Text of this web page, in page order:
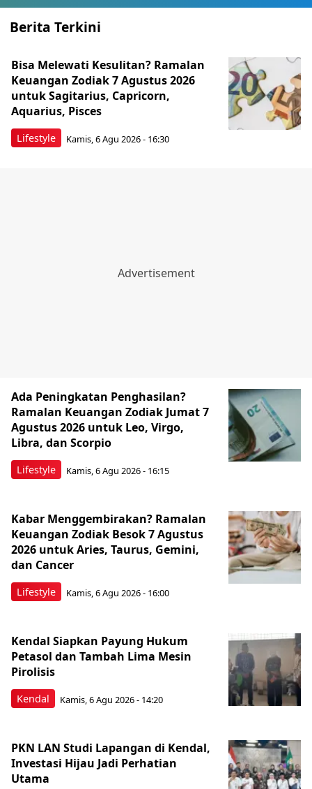
Berita Terkini
Lifestyle
Bisa Melewati Kesulitan? Ramalan
Keuangan Zodiak 7 Agustus 2026
untuk Sagitarius, Capricorn,
Aquarius, Pisces
Kamis, 6 Agu 2026 - 16:30
Lifestyle
Ada Peningkatan Penghasilan?
Ramalan Keuangan Zodiak Jumat 7
Agustus 2026 untuk Leo, Virgo,
Libra, dan Scorpio
Kamis, 6 Agu 2026 - 16:15
Lifestyle
Kabar Menggembirakan? Ramalan
Keuangan Zodiak Besok 7 Agustus
2026 untuk Aries, Taurus, Gemini,
dan Cancer
Kamis, 6 Agu 2026 - 16:00
Kendal
Kendal Siapkan Payung Hukum
Petasol dan Tambah Lima Mesin
Pirolisis
Kamis, 6 Agu 2026 - 14:20
PKN LAN Studi Lapangan di Kendal,
Investasi Hijau Jadi Perhatian
Utama